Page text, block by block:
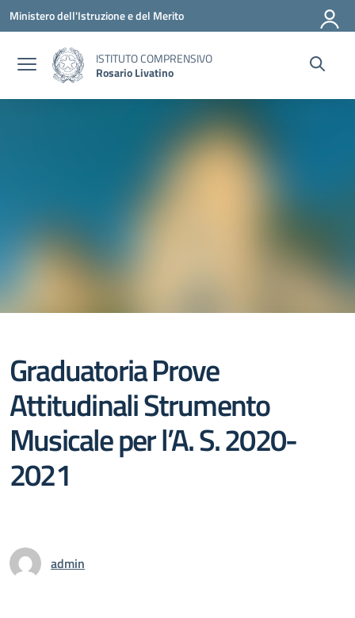
Vai ai contenuti
Vai al menu di navigazione
Vai al footer
Ministero dell'Istruzione e del Merito
ISTITUTO COMPRENSIVO
Rosario Livatino
Graduatoria Prove
Attitudinali Strumento
Musicale per l’A. S. 2020-
2021
admin